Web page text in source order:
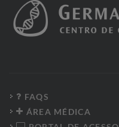
FAQS
ÁREA MÉDICA